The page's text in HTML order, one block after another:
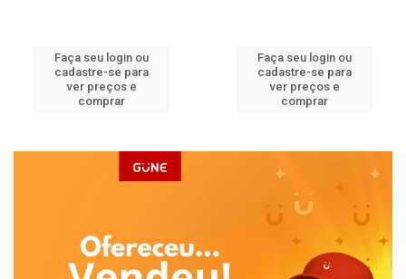
Faça seu login ou
cadastre-se para
ver preços e
comprar
Faça seu login ou
cadastre-se para
ver preços e
comprar